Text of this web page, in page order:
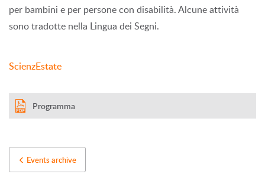
per bambini e per persone con disabilità. Alcune attività
sono tradotte nella Lingua dei Segni.
ScienzEstate
Programma
Events archive